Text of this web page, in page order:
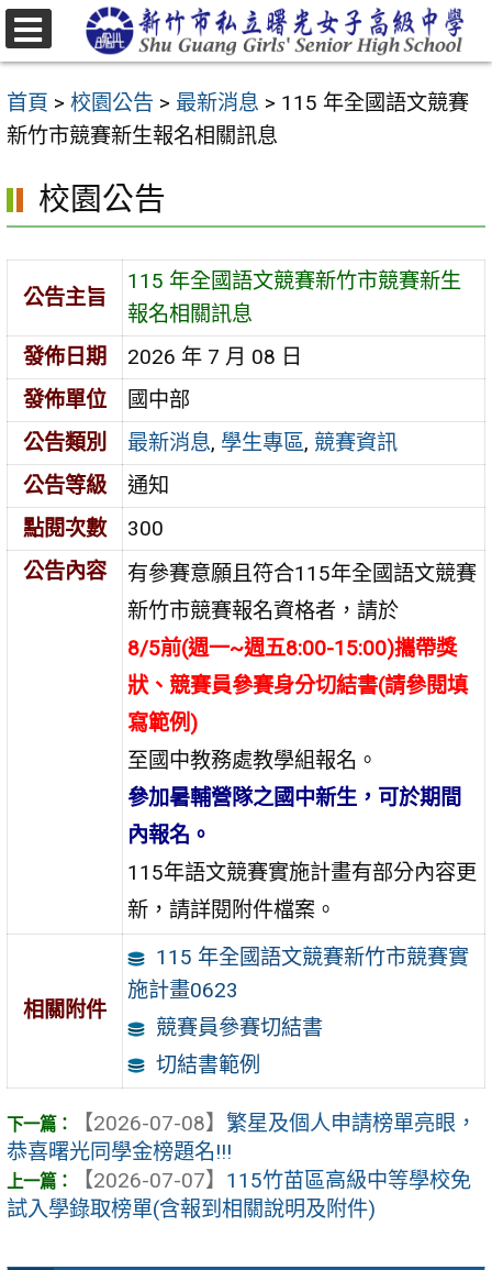
跳
至
要
內
區
首頁 > 校園公告 > 最新消息 > 115 年全國語文競賽
新竹市競賽新生報名相關訊息
校園公告
公告主旨
115 年全國語文競賽新竹市競賽新生
報名相關訊息
發佈日期
2026 年 7 月 08 日
發佈單位
國中部
公告類別
最新消息, 學生專區, 競賽資訊
公告等級
通知
點閱次數
300
公告內容
有參賽意願且符合115年全國語文競賽
新竹市競賽報名資格者，請於
8/5前(週一~週五8:00-15:00)攜帶獎
狀、競賽員參賽身分切結書(請參閱填
寫範例)
至國中教務處教學組報名。
參加暑輔營隊之國中新生，可於期間
內報名。
115年語文競賽實施計畫有部分內容更
新，請詳閱附件檔案。
相關附件
115 年全國語文競賽新竹市競賽實
施計畫0623
競賽員參賽切結書
切結書範例
【2026-07-08】 繁星及個人申請榜單亮眼，
恭喜曙光同學金榜題名!!!
【2026-07-07】 115竹苗區高級中等學校免
試入學錄取榜單(含報到相關說明及附件)
選
單